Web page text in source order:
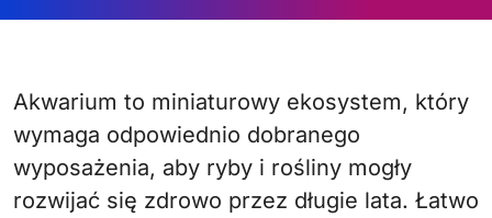
Akwarium to miniaturowy ekosystem, który
wymaga odpowiednio dobranego
wyposażenia, aby ryby i rośliny mogły
rozwijać się zdrowo przez długie lata. Łatwo